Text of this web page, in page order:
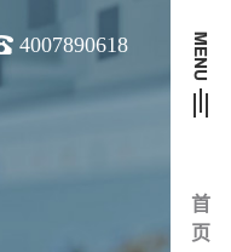
首
页
4007890618